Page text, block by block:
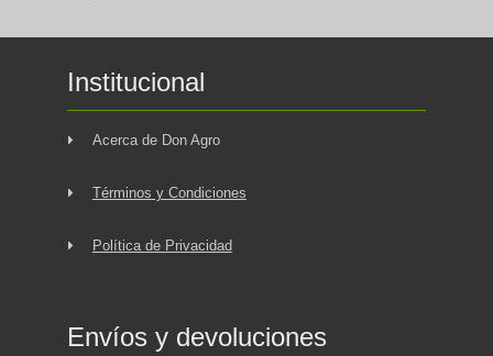
Institucional
Acerca de Don Agro
Términos y Condiciones
Política de Privacidad
Envíos y devoluciones